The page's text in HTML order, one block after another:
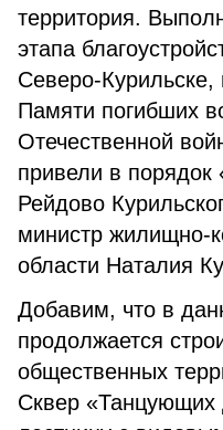
территория.
этапа
Северо-Курильске,
Памяти погибших
Отечественной
привели в
Рейдово
министр жилищно-
области Наталия
Добавим, что в
продолжается
общественных
Сквер «Танцующих